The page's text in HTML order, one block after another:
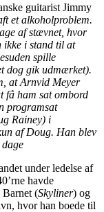
guitarist Jimmy
et alkoholproblem.
af stævnet, hvor
ikke i stand til at
spille
dog gik udmærket).
at Arnvid Meyer
få ham sat ombord
programsat
Rainey) i
af Doug. Han blev
under ledelse af
havde
Barnet (Skyliner) og
hvor han boede til